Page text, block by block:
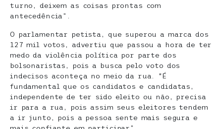
turno, deixem as coisas prontas com
antecedência”.
O parlamentar petista, que superou a marca dos
127 mil votos, advertiu que passou a hora de ter
medo da violência política por parte dos
bolsonaristas, pois a busca pelo voto dos
indecisos aconteça no meio da rua. “É
fundamental que os candidatos e candidatas,
independente de ter sido eleito ou não, precisa
ir para a rua, pois assim seus eleitores tendem
a ir junto, pois a pessoa sente mais segura e